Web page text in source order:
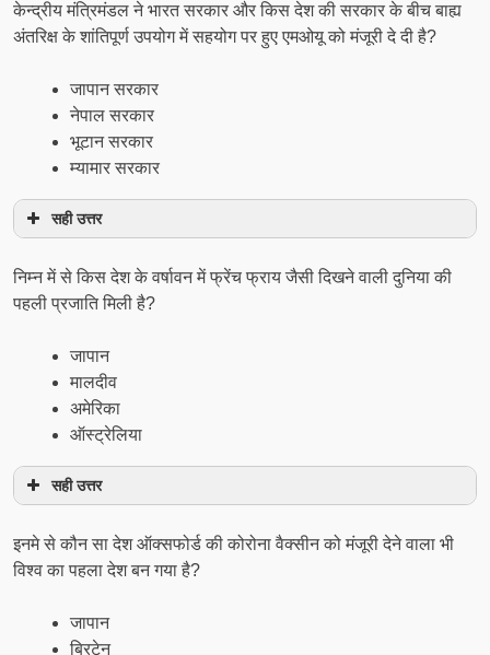
केन्द्रीय मंत्रिमंडल ने भारत सरकार और किस देश की सरकार के बीच बाह्य
अंतरिक्ष के शांतिपूर्ण उपयोग में सहयोग पर हुए एमओयू को मंजूरी दे दी है?
जापान सरकार
नेपाल सरकार
भूटान सरकार
म्यामार सरकार
सही उत्तर
निम्न में से किस देश के वर्षावन में फ्रेंच फ्राय जैसी दिखने वाली दुनिया की
पहली प्रजाति मिली है?
जापान
मालदीव
अमेरिका
ऑस्ट्रेलिया
सही उत्तर
इनमे से कौन सा देश ऑक्सफोर्ड की कोरोना वैक्सीन को मंजूरी देने वाला भी
विश्व का पहला देश बन गया है?
जापान
ब्रिटेन